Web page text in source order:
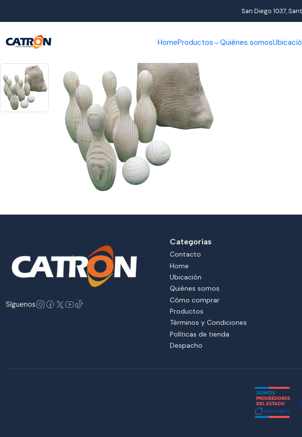
HomeProductos Quiénes somos
San Diego 1037,
Productos
Síguenos
Categorías
Contacto
Home
Ubicación
Quiénes somos
Cómo comprar
Productos
Términos y Condiciones
Políticas de tienda
Despacho